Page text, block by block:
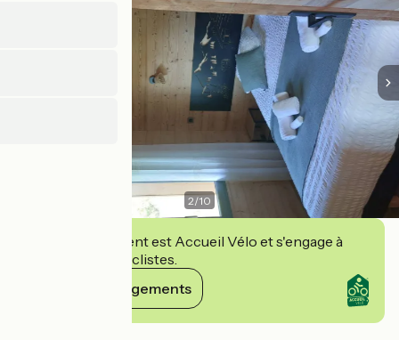
2/10
Cet établissement est Accueil Vélo et s'engage à
accueillir des cyclistes.
Voir ses engagements